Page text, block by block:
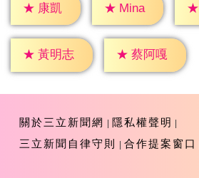
★ 康凱 ★ Mina ★
★ 黃明志 ★ 蔡阿嘎
關於三立新聞網
隱私權聲明
三立新聞自律守則
合作提案窗口